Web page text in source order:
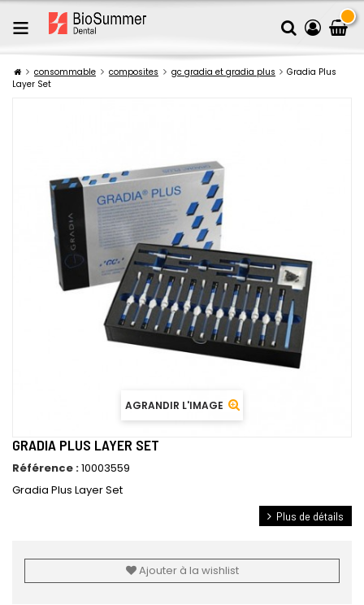
consommable composites gc gradia et gradia plus
Gradia Plus
Layer Set
AGRANDIR L'IMAGE
GRADIA PLUS LAYER SET
Référence :10003559
Gradia Plus Layer Set
Plus de détails
Ajouter à la wishlist